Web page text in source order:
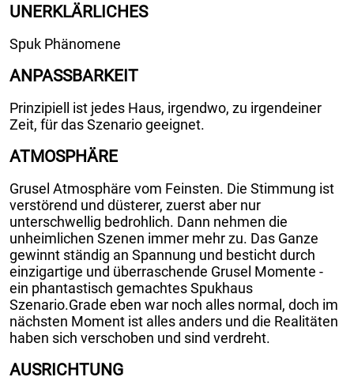
UNERKLÄRLICHES
Spuk Phänomene
ANPASSBARKEIT
Prinzipiell ist jedes Haus, irgendwo, zu irgendeiner
Zeit, für das Szenario geeignet.
ATMOSPHÄRE
Grusel Atmosphäre vom Feinsten. Die Stimmung ist
verstörend und düsterer, zuerst aber nur
unterschwellig bedrohlich. Dann nehmen die
unheimlichen Szenen immer mehr zu. Das Ganze
gewinnt ständig an Spannung und besticht durch
einzigartige und überraschende Grusel Momente -
ein phantastisch gemachtes Spukhaus
Szenario.Grade eben war noch alles normal, doch im
nächsten Moment ist alles anders und die Realitäten
haben sich verschoben und sind verdreht.
AUSRICHTUNG